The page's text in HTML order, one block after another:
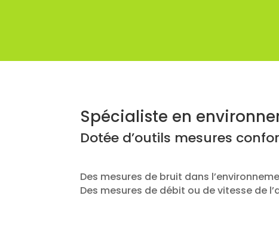
Spécialiste en
Dotée d’outils mesures
Des mesures de bruit dans
Des mesures de débit ou de vitesse de